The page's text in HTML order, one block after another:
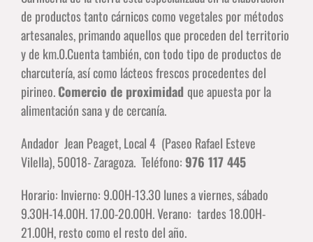
de productos tanto cárnicos como vegetales por métodos
artesanales, primando aquellos que proceden del territorio
y de km.0.Cuenta también, con todo tipo de productos de
charcutería, así como lácteos frescos procedentes del
pirineo.Comercio de proximidad que apuesta por la
alimentación sana y de cercanía.
Andador Jean Peaget, Local 4 (Paseo Rafael Esteve
Vilella), 50018- Zaragoza. Teléfono:976 117 445
Horario: Invierno: 9.00H-13.30 lunes a viernes, sábado
9.30H-14.00H. 17.00-20.00H. Verano: tardes 18.00H-
21.00H, resto como el resto del año.